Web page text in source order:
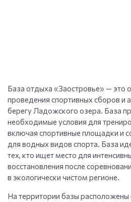
База отдыха «Заостровье» — это
проведения спортивных сборов и
берегу Ладожского озера. База
необходимые условия для
включая спортивные площадки и
для водных видов спорта. База
тех, кто ищет место для
восстановления после
в экологически чистом регионе.
На территории базы